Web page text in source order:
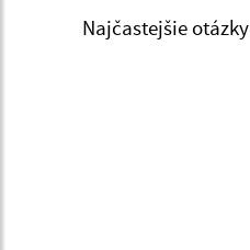
Najčastejšie otázky